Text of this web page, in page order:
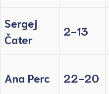
Sergej
Čater
2-13
Ana Perc 22-20